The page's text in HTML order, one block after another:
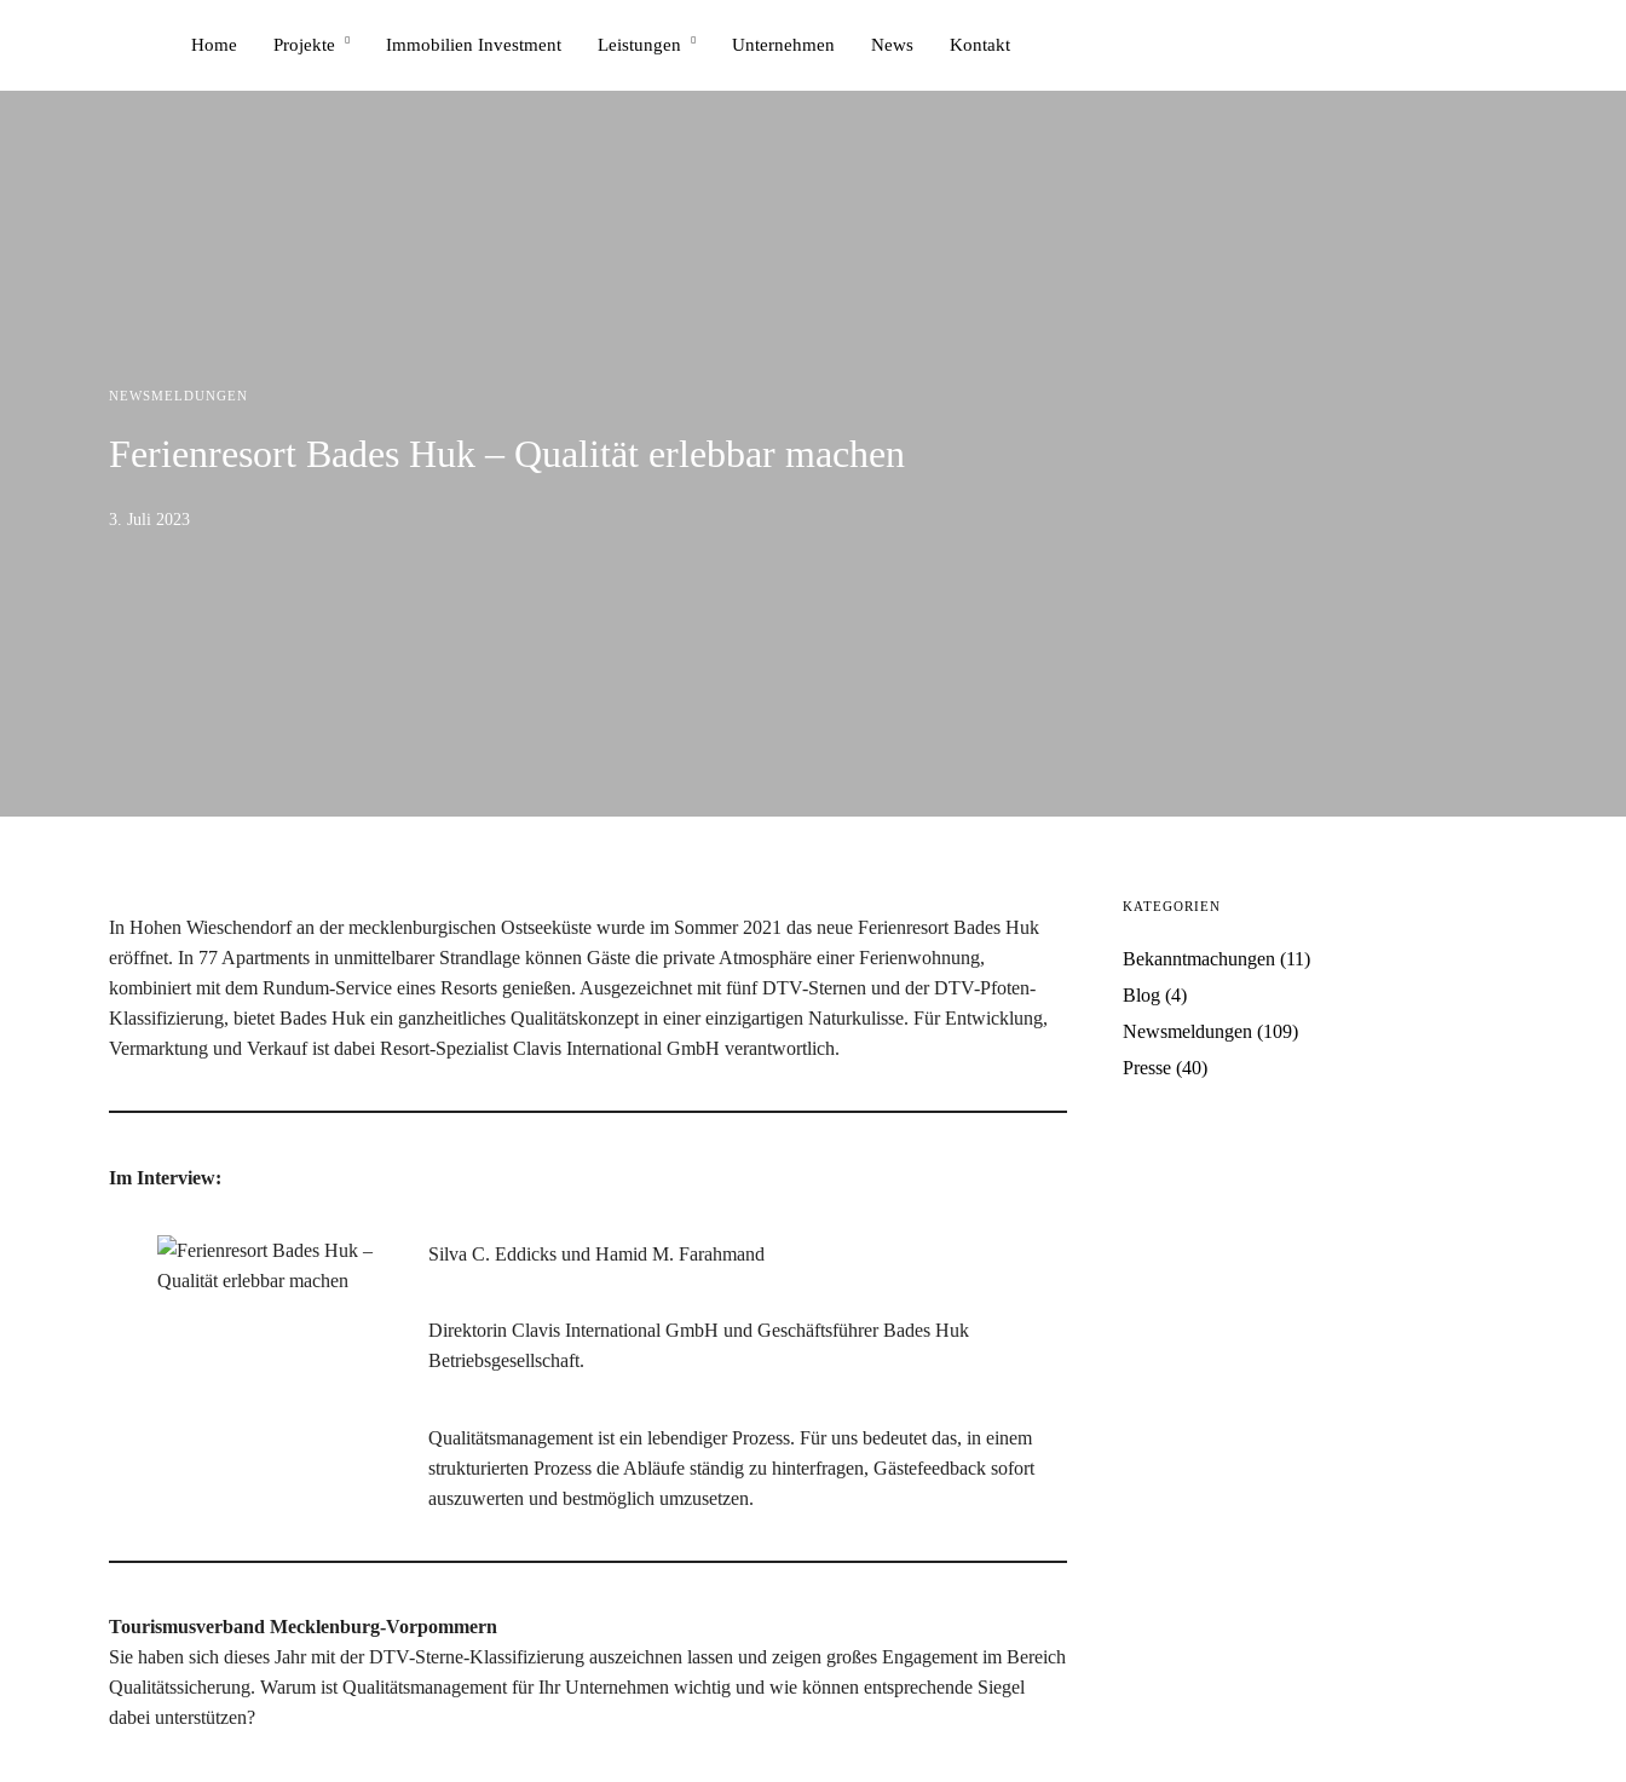
Home Projekte Immobilien Investment Leistungen Unternehmen News Kontakt
NEWSMELDUNGEN
Ferienresort Bades Huk – Qualität erlebbar machen
3. Juli 2023
In Hohen Wieschendorf an der mecklenburgischen Ostseeküste wurde im Sommer 2021 das neue Ferienresort Bades Huk
eröffnet. In 77 Apartments in unmittelbarer Strandlage können Gäste die private Atmosphäre einer Ferienwohnung,
kombiniert mit dem Rundum-Service eines Resorts genießen. Ausgezeichnet mit fünf DTV-Sternen und der DTV-Pfoten-
Klassifizierung, bietet Bades Huk ein ganzheitliches Qualitätskonzept in einer einzigartigen Naturkulisse. Für Entwicklung,
Vermarktung und Verkauf ist dabei Resort-Spezialist Clavis International GmbH verantwortlich.
Im Interview:
Silva C. Eddicks und Hamid M. Farahmand
Direktorin Clavis International GmbH und Geschäftsführer Bades Huk
Betriebsgesellschaft.
Qualitätsmanagement ist ein lebendiger Prozess. Für uns bedeutet das, in einem
strukturierten Prozess die Abläufe ständig zu hinterfragen, Gästefeedback sofort
auszuwerten und bestmöglich umzusetzen.
Tourismusverband Mecklenburg-Vorpommern
Sie haben sich dieses Jahr mit der DTV-Sterne-Klassifizierung auszeichnen lassen und zeigen großes Engagement im Bereich
Qualitätssicherung. Warum ist Qualitätsmanagement für Ihr Unternehmen wichtig und wie können entsprechende Siegel
dabei unterstützen?
KATEGORIEN
Bekanntmachungen (11)
Blog (4)
Newsmeldungen (109)
Presse (40)